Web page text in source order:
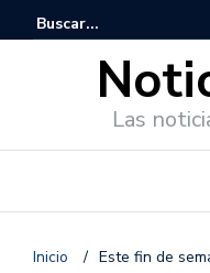
Las
Inicio / Este fin de